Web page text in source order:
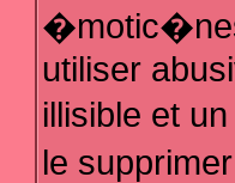
utiliser
illisible et
le